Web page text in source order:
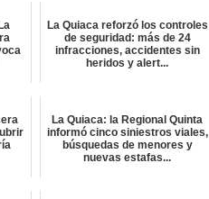
La Quiaca reforzó los controles
de seguridad: más de 24
infracciones, accidentes sin
heridos y alert...
La Quiaca: la Regional Quinta
informó cinco siniestros viales,
búsquedas de menores y
nuevas estafas...